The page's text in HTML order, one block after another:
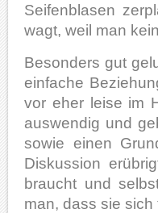
Seifenblasen
wagt, weil man
Besonders gut
einfache
vor eher leise im
auswendig und
sowie einen
Diskussion
braucht und
man, dass sie sich